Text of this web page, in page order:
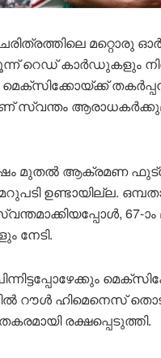
മറ്റൊരു
മൂന്ന് റെഡ് കാർഡുകളും
സ്വന്തം
മുതൽ ആക്രമണ
ഉണ്ടായില്ല.
67-ാം
നേടി.
റൗൾ ഹിമെനെസ്
രക്ഷപ്പെടുത്തി.